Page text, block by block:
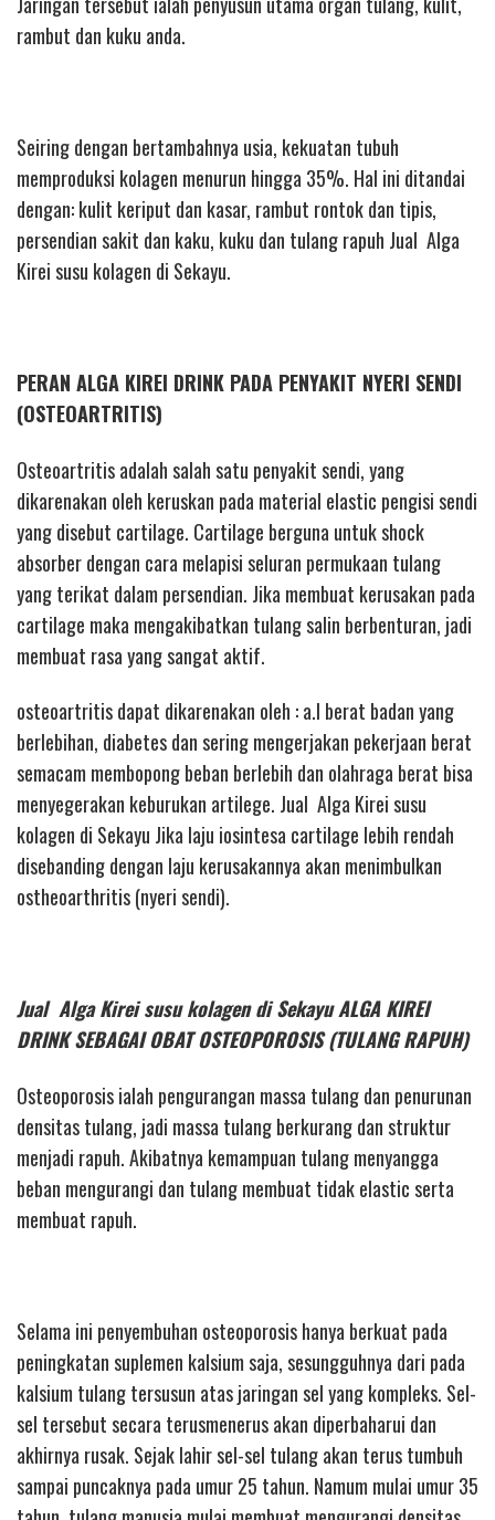
rambut dan kuku anda.
Seiring dengan bertambahnya usia, kekuatan tubuh
memproduksi kolagen menurun hingga 35%. Hal ini ditandai
dengan: kulit keriput dan kasar, rambut rontok dan tipis,
persendian sakit dan kaku, kuku dan tulang rapuh Jual Alga
Kirei susu kolagen di Sekayu.
PERAN ALGA KIREI DRINK PADA PENYAKIT NYERI SENDI
(OSTEOARTRITIS)
Osteoartritis adalah salah satu penyakit sendi, yang
dikarenakan oleh keruskan pada material elastic pengisi sendi
yang disebut cartilage. Cartilage berguna untuk shock
absorber dengan cara melapisi seluran permukaan tulang
yang terikat dalam persendian. Jika membuat kerusakan pada
cartilage maka mengakibatkan tulang salin berbenturan, jadi
membuat rasa yang sangat aktif.
osteoartritis dapat dikarenakan oleh : a.l berat badan yang
berlebihan, diabetes dan sering mengerjakan pekerjaan berat
semacam membopong beban berlebih dan olahraga berat bisa
menyegerakan keburukan artilege. Jual Alga Kirei susu
kolagen di Sekayu Jika laju iosintesa cartilage lebih rendah
disebanding dengan laju kerusakannya akan menimbulkan
ostheoarthritis (nyeri sendi).
Jual Alga Kirei susu kolagen di Sekayu ALGA KIREI
DRINK SEBAGAI OBAT OSTEOPOROSIS (TULANG RAPUH)
Osteoporosis ialah pengurangan massa tulang dan penurunan
densitas tulang, jadi massa tulang berkurang dan struktur
menjadi rapuh. Akibatnya kemampuan tulang menyangga
beban mengurangi dan tulang membuat tidak elastic serta
membuat rapuh.
Selama ini penyembuhan osteoporosis hanya berkuat pada
peningkatan suplemen kalsium saja, sesungguhnya dari pada
kalsium tulang tersusun atas jaringan sel yang kompleks. Sel-
sel tersebut secara terusmenerus akan diperbaharui dan
akhirnya rusak. Sejak lahir sel-sel tulang akan terus tumbuh
sampai puncaknya pada umur 25 tahun. Namum mulai umur 35